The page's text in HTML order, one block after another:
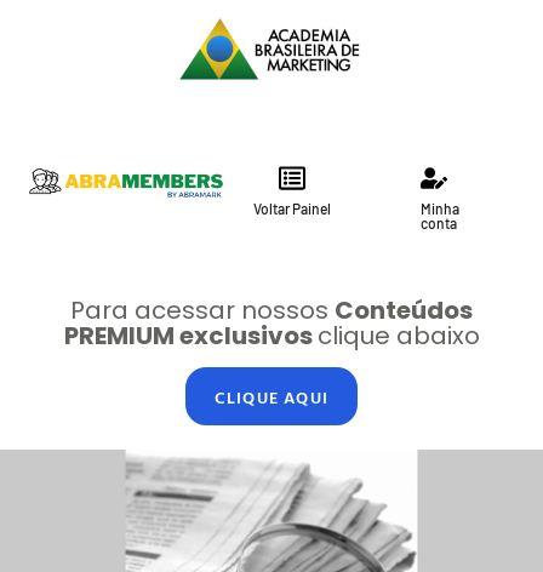
Voltar Painel
Minha
conta
Para acessar nossos Conteúdos
PREMIUM exclusivosclique abaixo
CLIQUE AQUI